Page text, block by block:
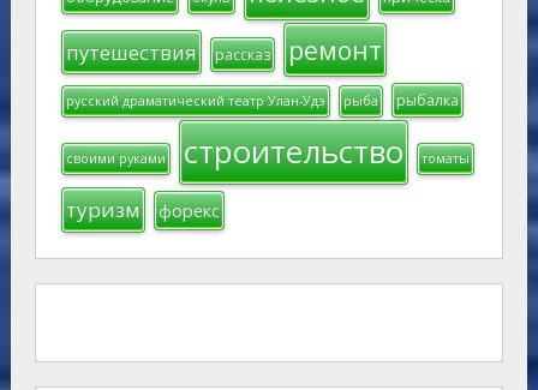
путешествия рассказ ремонт
русский драматический театр Улан-Удэ рыба рыбалка
своими руками строительство томаты
туризм форекс